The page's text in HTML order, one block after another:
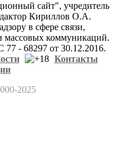
сайт", учредитель
Кириллов О.А.
в сфере связи,
коммуникаций.
- 68297 от 30.12.2016.
Контакты
2025